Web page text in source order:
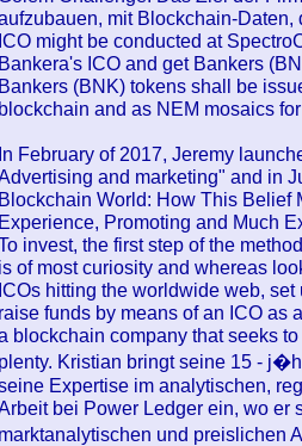
mit Blockchain-
ICO might be conducted at
Bankera's ICO and get Bankers
Bankers (BNK) tokens shall be
blockchain and as NEM mosaics
In February of 2017, Jeremy
and marketing" and in
Blockchain World: How This Belief
Experience, Promoting and Much
invest, the first step of the
is of most curiosity and whereas
ICOs hitting the worldwide web,
raise funds by means of an ICO as
blockchain company that seeks
plenty. Kristian bringt seine 15 -
Expertise im analytischen,
bei Power Ledger ein, wo er
marktanalytischen und preislichen